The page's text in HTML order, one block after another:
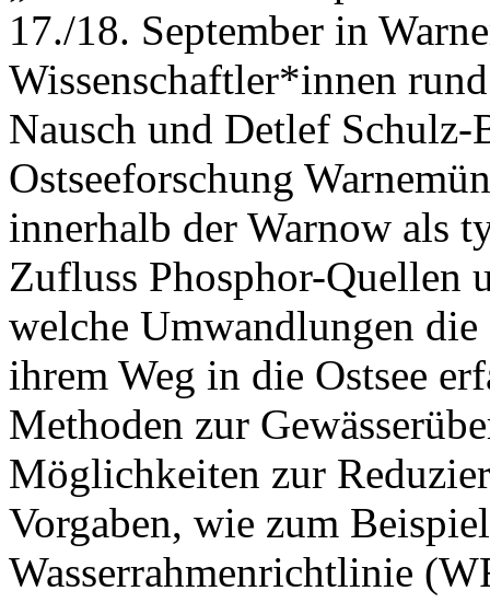
17./18. September in
Wissenschaftler*innen
Nausch und Detlef
Ostseeforschung
innerhalb der Warnow als
Zufluss Phosphor-Quellen
welche Umwandlungen
ihrem Weg in die Ostsee
Methoden zur
Möglichkeiten zur
Vorgaben, wie zum
Wasserrahmenrichtlinie